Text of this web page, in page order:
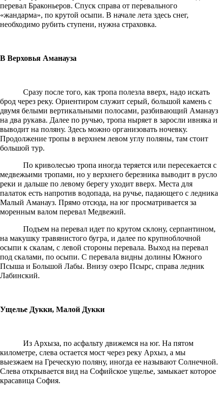
перевал Браконьеров. Спуск справа от перевального
«жандарма», по крутой осыпи. В начале лета здесь снег,
необходимо рубить ступени, нужна страховка.
В Верховья Аманауза
Сразу после того, как тропа полезла вверх, надо искать
брод через реку. Ориентиром служит серый, большой камень с
двумя белыми вертикальными полосами, разбивающий Аманауз
на два рукава. Далее по ручью, тропа ныряет в заросли ивняка и
выводит на поляну. Здесь можно организовать ночевку.
Продолжение тропы в верхнем левом углу поляны, там стоит
большой тур.
По криволесью тропа иногда теряется или пересекается с
медвежьими тропами, но у верхнего березника выводит в русло
реки и дальше по левому берегу уходит вверх. Места для
палаток есть напротив водопада, на ручье, падающего с ледника
Малый Аманауз. Прямо отсюда, на юг просматривается за
моренным валом перевал Медвежий.
Подъем на перевал идет по крутом склону, серпантином,
на макушку травянистого бугра, и далее по крупноблочной
осыпи к скалам, с левой стороны перевала. Выход на перевал
под скалами, по осыпи. С перевала видны долины Южного
Псыша и Большой Лабы. Внизу озеро Псырс, справа ледник
Лабинский.
Ущелье Дукки, Малой Дукки
Из Архыза, по асфальту движемся на юг. На пятом
километре, слева остается мост через реку Архыз, а мы
выезжаем на Греческую поляну, иногда ее называют Солнечной.
Слева открывается вид на Софийское ущелье, замыкает которое
красавица София.